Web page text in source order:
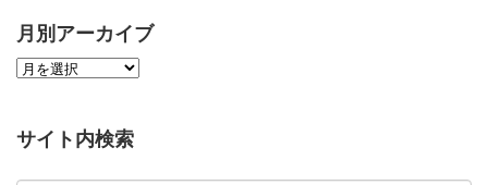
月別アーカイブ
サイト内検索